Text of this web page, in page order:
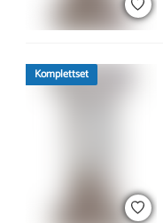
Komplettset